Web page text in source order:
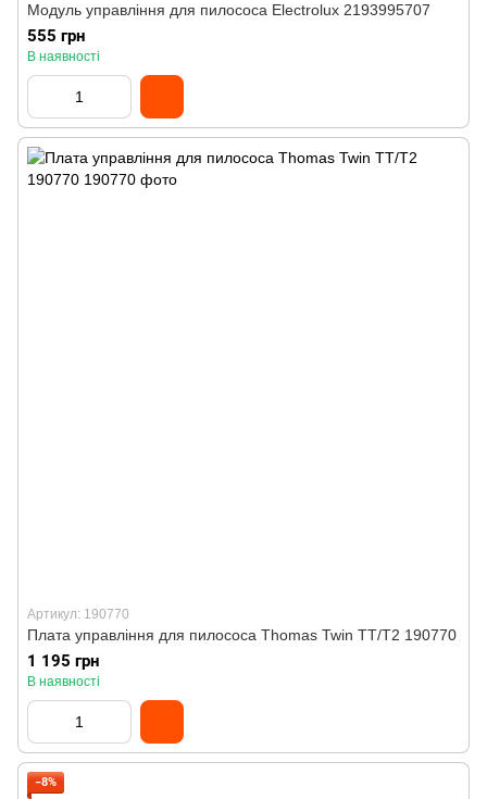
Модуль управління для пилососа Electrolux 2193995707
555 грн
В наявності
Артикул: 190770
Плата управління для пилососа Thomas Twin TT/T2 190770
1 195 грн
В наявності
−8%